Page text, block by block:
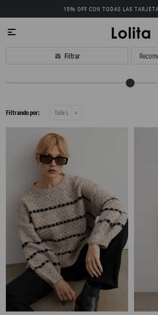
15% OFF CON TODAS LAS

Filtrando por: Talle L